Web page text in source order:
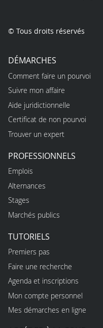
© Tous droits réservés
DÉMARCHES
Comment faire un pourvoi
Suivre mon affaire
Aide juridictionnelle
Certificat de non pourvoi
Trouver un expert
PROFESSIONNELS
Emplois
Alternances
Stages
Marchés publics
TUTORIELS
Premiers pas
Faire une recherche
Agenda et inscriptions
Mon compte personnel
Mes démarches en ligne